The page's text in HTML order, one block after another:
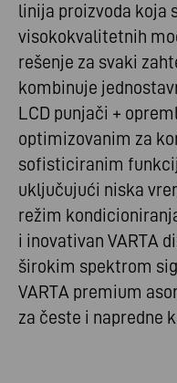
linija proizvoda koja
visokokvalitetnih
rešenje za svaki
kombinuje
LCD punjači +
optimizovanim za
sofisticiranim
uključujući niska
režim
i inovativan VARTA
širokim spektrom
VARTA premium
za česte i napredne